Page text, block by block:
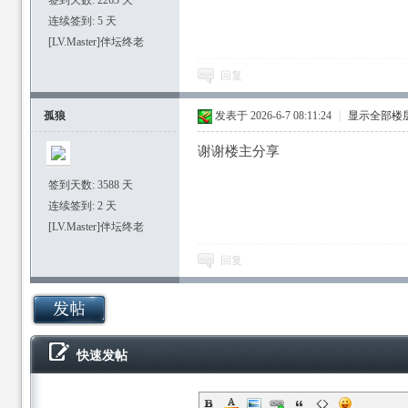
连续签到: 5 天
[LV.Master]伴坛终老
回复
孤狼
签到天数: 3588 天
连续签到: 2 天
[LV.Master]伴坛终老
发表于 2026-6-7 08:11:24 显示全部楼
谢谢楼主分享
回复
快速发帖